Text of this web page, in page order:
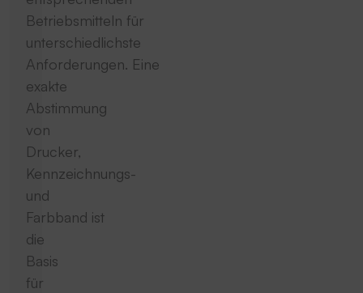
Betriebsmitteln für
unterschiedlichste
Anforderungen. Eine
exakte
Abstimmung
von
Drucker,
Kennzeichnungs-
und
Farbband ist
die
Basis
für